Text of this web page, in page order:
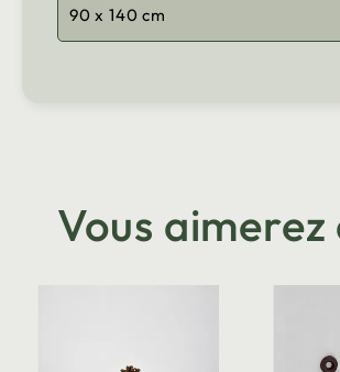
90 x 140 cm
Vous aimerez